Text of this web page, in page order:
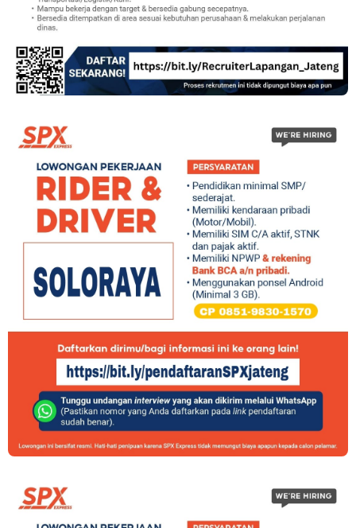
Loker Sales Counter, Helper Toko di Toko Super Grosir